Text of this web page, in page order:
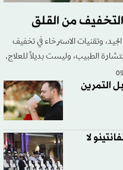
من القلق
وتقنيات الاسترخاء في تخفيف
الطبيب، وليست بديلاً للعلاج.
التمرين
لا